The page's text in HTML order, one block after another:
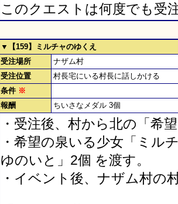
このクエストは何度でも受
▼【159】ミルチャのゆくえ
受注場所
ナザム村
受注位置
村長宅にいる村長に話しかける
条件 ※
報酬
ちいさなメダル 3個
・受注後、村から北の「希
・希望の泉いる少女「ミル
ゆのいと」2個 を渡す。
・イベント後、ナザム村の